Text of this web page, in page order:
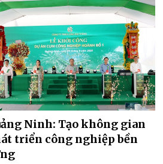
Ninh: Tạo không gian
triển công nghiệp bền